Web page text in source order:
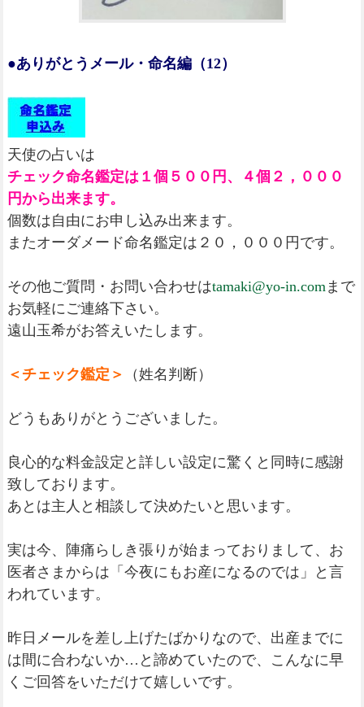
●ありがとうメール・命名編（12）
天使の占いは
チェック命名鑑定は１個５００円、４個２，０００
円から出来ます。
個数は自由にお申し込み出来ます。
またオーダメード命名鑑定は２０，０００円です。
その他ご質問・お問い合わせはtamaki@yo-in.comまで
お気軽にご連絡下さい。
遠山玉希がお答えいたします。
＜チェック鑑定＞ （姓名判断）
どうもありがとうございました。
良心的な料金設定と詳しい設定に驚くと同時に感謝
致しております。
あとは主人と相談して決めたいと思います。
実は今、陣痛らしき張りが始まっておりまして、お
医者さまからは「今夜にもお産になるのでは」と言
われています。
昨日メールを差し上げたばかりなので、出産までに
は間に合わないか…と諦めていたので、こんなに早
くご回答をいただけて嬉しいです。